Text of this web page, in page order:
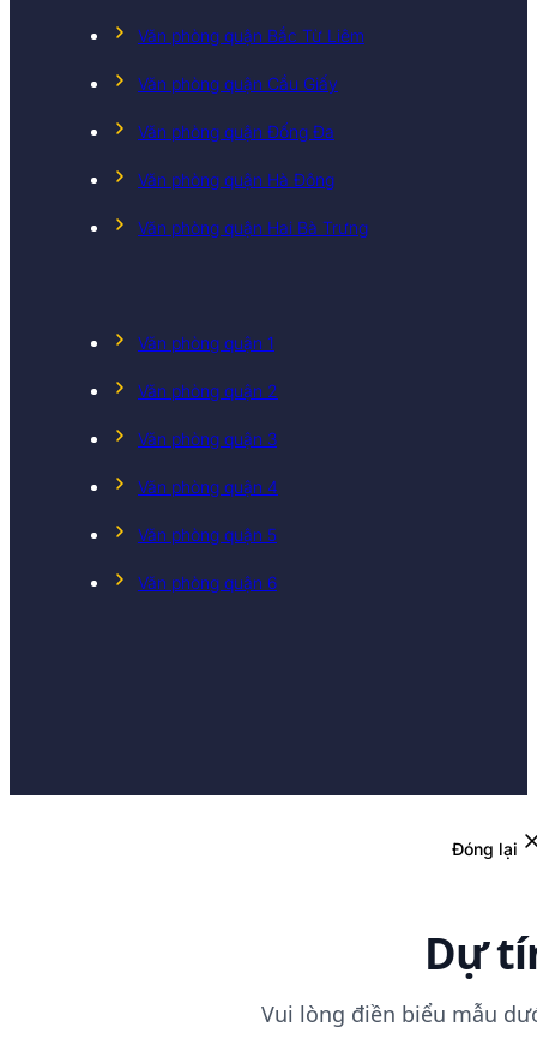
Văn phòng quận Bắc Từ Liêm
Văn phòng quận Cầu Giấy
Văn phòng quận Đống Đa
Văn phòng quận Hà Đông
Văn phòng quận Hai Bà Trưng
Văn phòng quận 1
Văn phòng quận 2
Văn phòng quận 3
Văn phòng quận 4
Văn phòng quận 5
Văn phòng quận 6
Đóng lại